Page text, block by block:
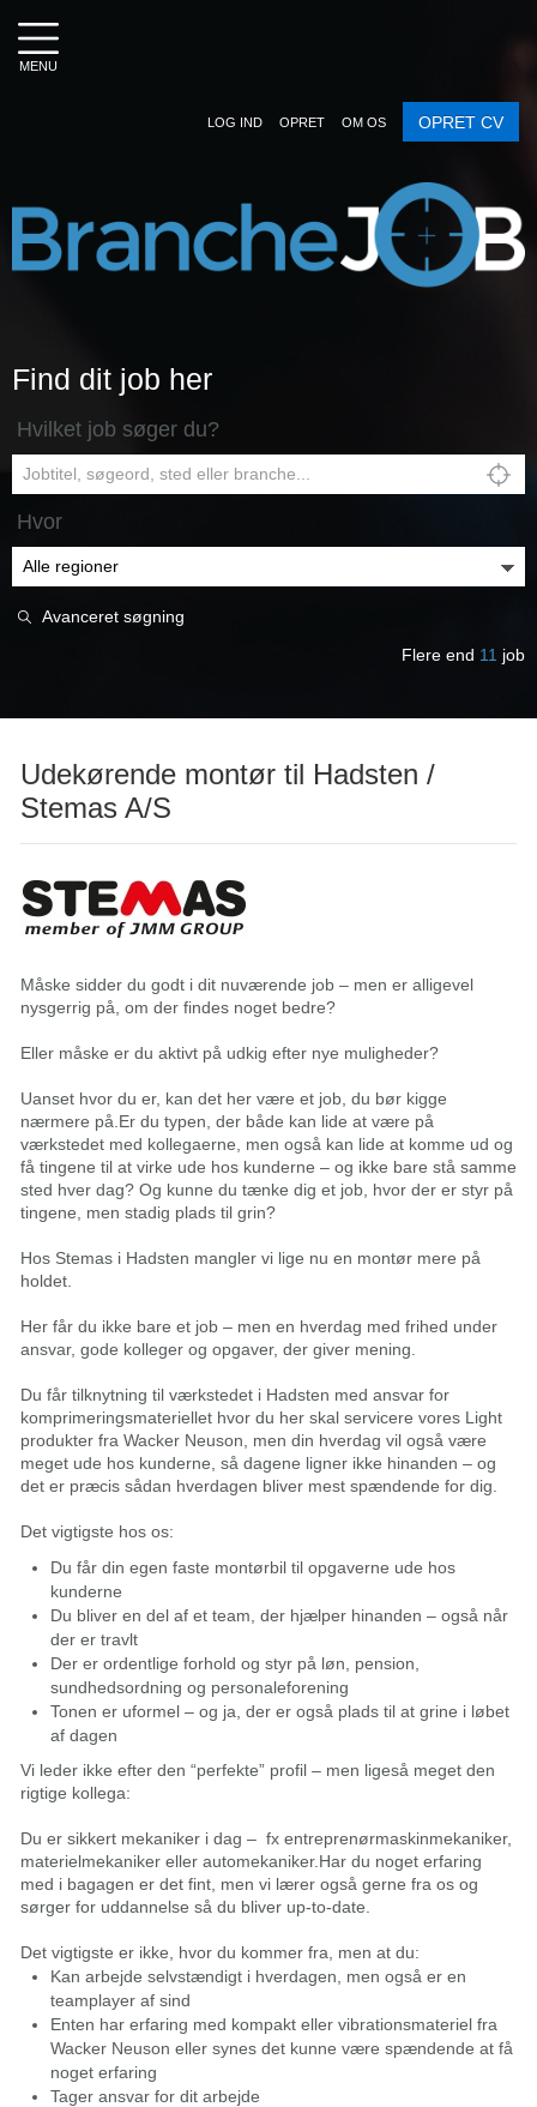
MENU
LOG IND OPRET OM OS OPRET CV
Find dit job her
Hvilket job søger du?
Hvor
Avanceret søgning
Flere end 11 job
Udekørende montør til Hadsten /
Stemas A/S
Måske sidder du godt i dit nuværende job – men er alligevel
nysgerrig på, om der findes noget bedre?
Eller måske er du aktivt på udkig efter nye muligheder?
Uanset hvor du er, kan det her være et job, du bør kigge
nærmere på.Er du typen, der både kan lide at være på
værkstedet med kollegaerne, men også kan lide at komme ud og
få tingene til at virke ude hos kunderne – og ikke bare stå samme
sted hver dag? Og kunne du tænke dig et job, hvor der er styr på
tingene, men stadig plads til grin?
Hos Stemas i Hadsten mangler vi lige nu en montør mere på
holdet.
Her får du ikke bare et job – men en hverdag med frihed under
ansvar, gode kolleger og opgaver, der giver mening.
Du får tilknytning til værkstedet i Hadsten med ansvar for
komprimeringsmateriellet hvor du her skal servicere vores Light
produkter fra Wacker Neuson, men din hverdag vil også være
meget ude hos kunderne, så dagene ligner ikke hinanden – og
det er præcis sådan hverdagen bliver mest spændende for dig.
Det vigtigste hos os:
Du får din egen faste montørbil til opgaverne ude hos
kunderne
Du bliver en del af et team, der hjælper hinanden – også når
der er travlt
Der er ordentlige forhold og styr på løn, pension,
sundhedsordning og personaleforening
Tonen er uformel – og ja, der er også plads til at grine i løbet
af dagen
Vi leder ikke efter den “perfekte” profil – men ligeså meget den
rigtige kollega:
Du er sikkert mekaniker i dag – fx entreprenørmaskinmekaniker,
materielmekaniker eller automekaniker.Har du noget erfaring
med i bagagen er det fint, men vi lærer også gerne fra os og
sørger for uddannelse så du bliver up-to-date.
Det vigtigste er ikke, hvor du kommer fra, men at du:
Kan arbejde selvstændigt i hverdagen, men også er en
teamplayer af sind
Enten har erfaring med kompakt eller vibrationsmateriel fra
Wacker Neuson eller synes det kunne være spændende at få
noget erfaring
Tager ansvar for dit arbejde